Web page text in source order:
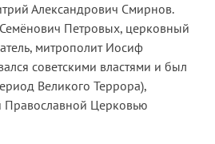
Александрович Смирнов.
Петровых, церковный
митрополит Иосиф
советскими властями и был
Великого Террора),
Православной Церковью